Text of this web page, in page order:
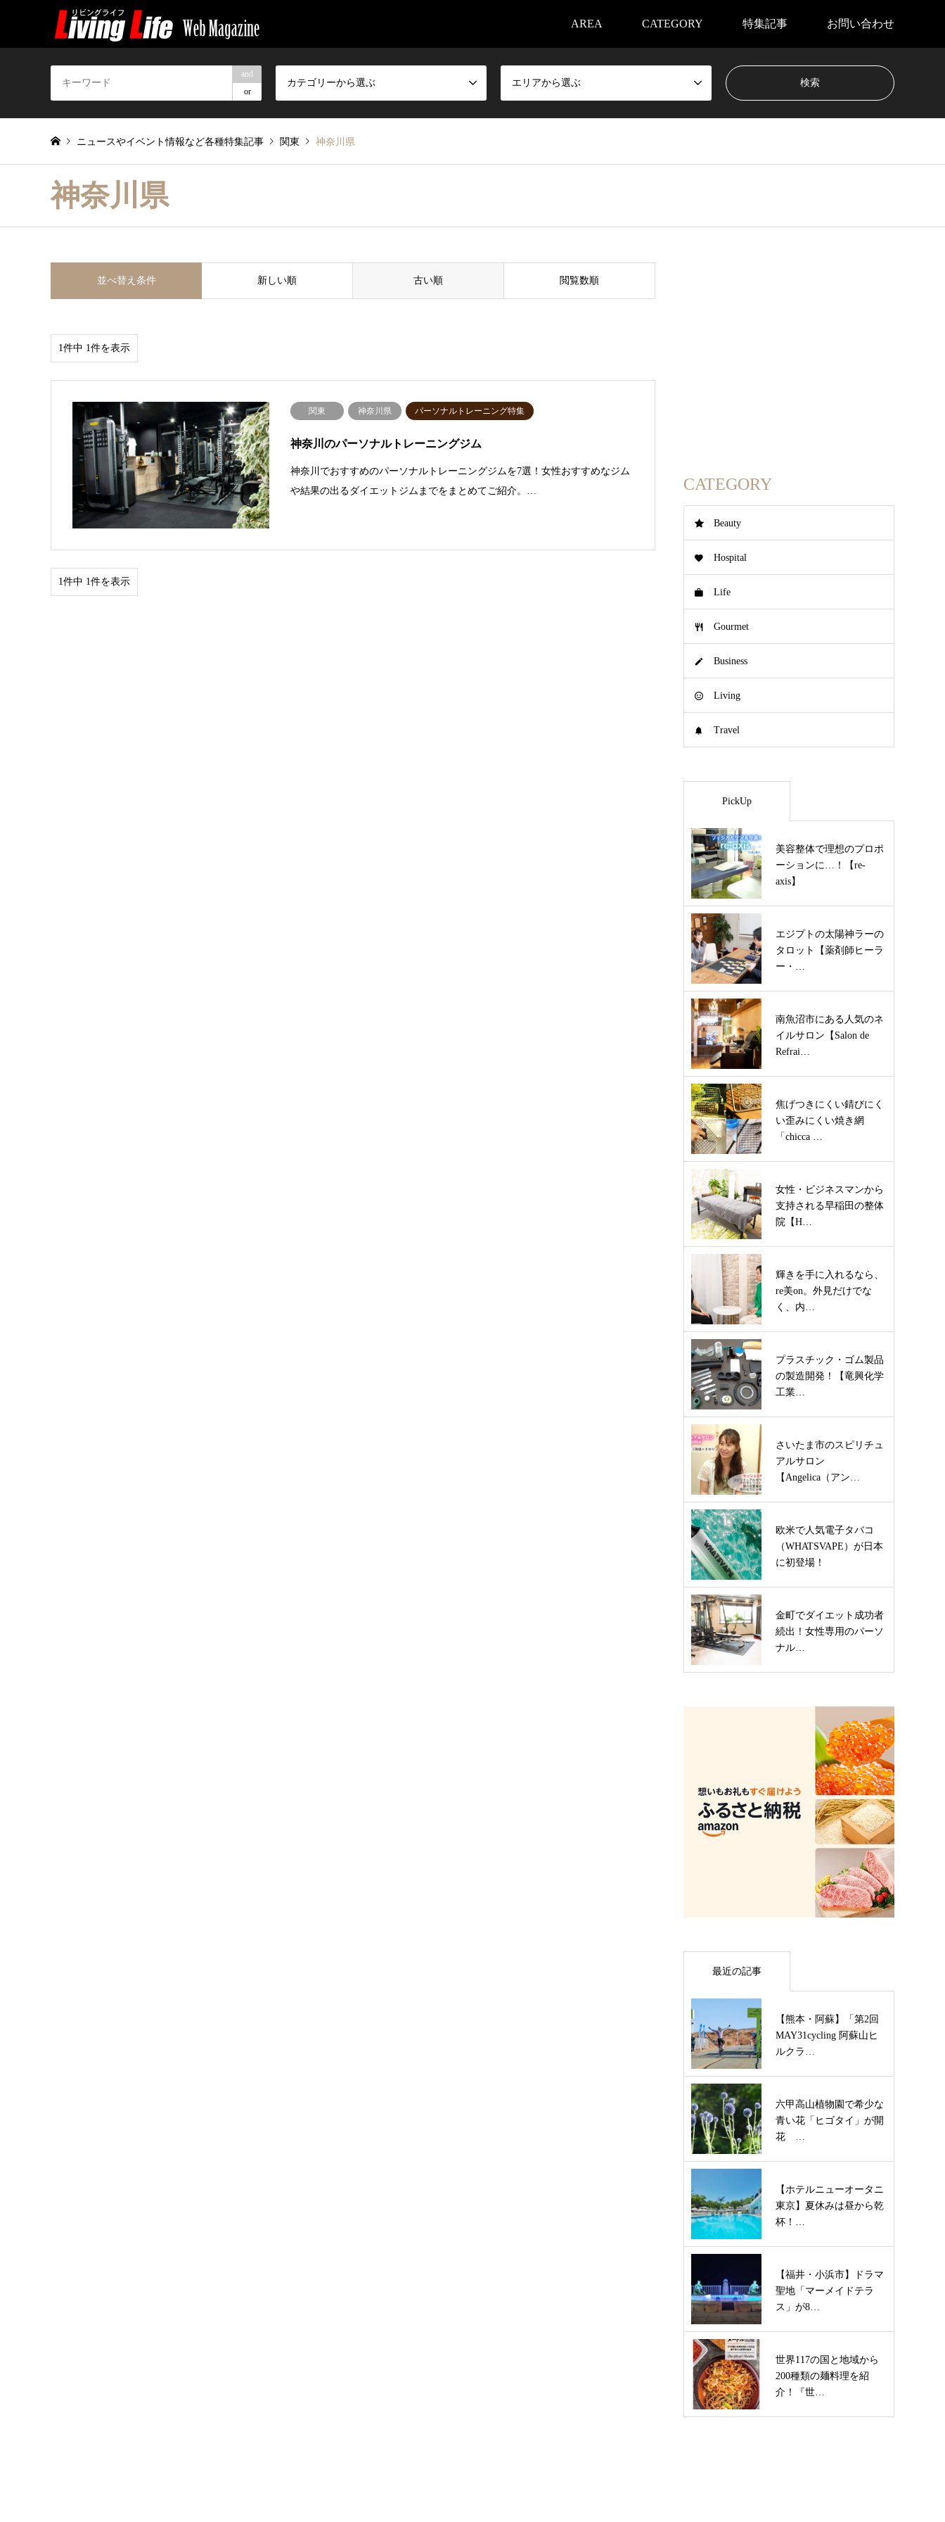
AREA CATEGORY 特集記事 お問い合わせ
and
or
カテゴリーから選ぶ エリアから選ぶ
ニュースやイベント情報など各種特集記事 関東 神奈川県
神奈川県
並べ替え条件 新しい順 古い順 閲覧数順
1件中 1件を表示
関東 神奈川県 パーソナルトレーニング特集
神奈川のパーソナルトレーニングジム
神奈川でおすすめのパーソナルトレーニングジムを7選！女性おすすめなジム
や結果の出るダイエットジムまでをまとめてご紹介。…
1件中 1件を表示
CATEGORY
Beauty
Hospital
Life
Gourmet
Business
Living
Travel
PickUp
美容整体で理想のプロポ
ーションに…！【re-
axis】
エジプトの太陽神ラーの
タロット【薬剤師ヒーラ
ー・…
南魚沼市にある人気のネ
イルサロン【Salon de
Refrai…
焦げつきにくい錆びにく
い歪みにくい焼き網
「chicca …
女性・ビジネスマンから
支持される早稲田の整体
院【H…
輝きを手に入れるなら、
re美on。外見だけでな
く、内…
プラスチック・ゴム製品
の製造開発！【竜興化学
工業…
さいたま市のスピリチュ
アルサロン
【Angelica（アン…
欧米で人気電子タバコ
（WHATSVAPE）が日本
に初登場！
金町でダイエット成功者
続出！女性専用のパーソ
ナル…
最近の記事
【熊本・阿蘇】「第2回
MAY31cycling 阿蘇山ヒ
ルクラ…
六甲高山植物園で希少な
青い花「ヒゴタイ」が開
花 …
【ホテルニューオータニ
東京】夏休みは昼から乾
杯！…
【福井・小浜市】ドラマ
聖地「マーメイドテラ
ス」が8…
世界117の国と地域から
200種類の麺料理を紹
介！『世…